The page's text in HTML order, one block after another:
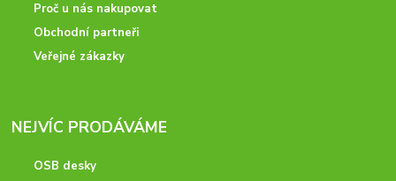
Proč u nás nakupovat
Obchodní partneři
Veřejné zákazky
NEJVÍC PRODÁVÁME
OSB desky